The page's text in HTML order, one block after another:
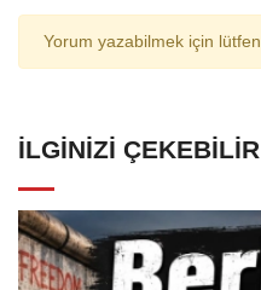
Yorum yazabilmek için lütfen
İLGINIZI ÇEKEBILIR